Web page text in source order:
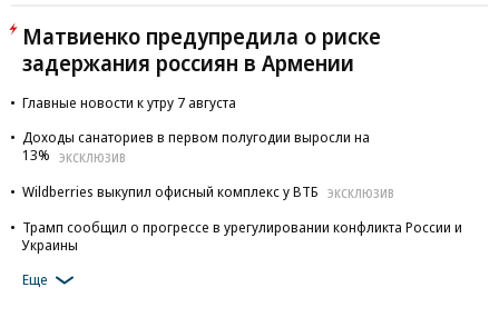
Матвиенко предупредила о риске
задержания россиян в Армении
Главные новости к утру 7 августа
Доходы санаториев в первом полугодии выросли на
13%
ЭКСКЛЮЗИВ
Wildberries выкупил офисный комплекс у ВТБ ЭКСКЛЮЗИВ
Трамп сообщил о прогрессе в урегулировании конфликта России и
Украины
Еще